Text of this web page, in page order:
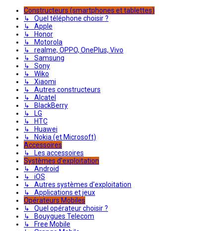
Constructeurs (smartphones et tablettes)
↳ Quel téléphone choisir ?
↳ Apple
↳ Honor
↳ Motorola
↳ realme, OPPO, OnePlus, Vivo
↳ Samsung
↳ Sony
↳ Wiko
↳ Xiaomi
↳ Autres constructeurs
↳ Alcatel
↳ BlackBerry
↳ LG
↳ HTC
↳ Huawei
↳ Nokia (et Microsoft)
Accessoires
↳ Les accessoires
Systèmes d'exploitation
↳ Android
↳ iOS
↳ Autres systèmes d'exploitation
↳ Applications et jeux
Opérateurs Mobiles
↳ Quel opérateur choisir ?
↳ Bouygues Telecom
↳ Free Mobile